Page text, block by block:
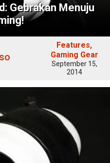
Gebrakan Menuju
Features
Gaming Gear
September 15,
2014